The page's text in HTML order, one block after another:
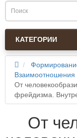
КАТЕГОРИИ
Взаимоотношения
От
фрейдизма.
От